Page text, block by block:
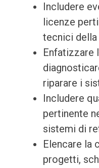
Includere
licenze
tecnici
Enfatizzare
riparare i
Includere
pertinente
sistemi di
Elencare la
progetti,